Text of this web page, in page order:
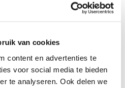
van cookies
content en advertenties te
voor social media te bieden
te analyseren. Ook delen we
en ontwikkelen zich goed. Ze
dingen ontdekken. Zoals
het heerlijk om op
te lachen en de wereld stap